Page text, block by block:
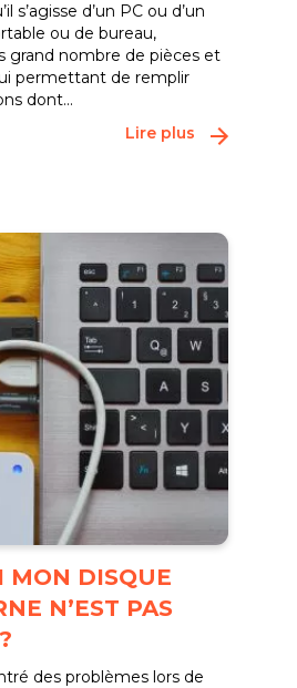
s’agisse d’un PC ou d’un
ou de bureau,
grand nombre de pièces et
permettant de remplir
dont...
Lire plus
MON DISQUE
N’EST PAS
des problèmes lors de